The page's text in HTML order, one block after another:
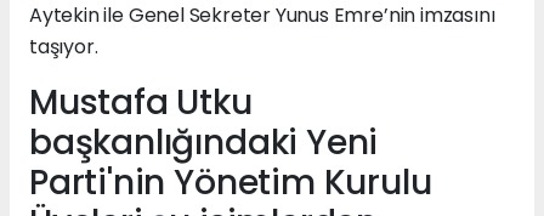
Aytekin ile Genel Sekreter Yunus Emre’nin imzasını
taşıyor.
Mustafa Utku
başkanlığındaki Yeni
Parti'nin Yönetim Kurulu